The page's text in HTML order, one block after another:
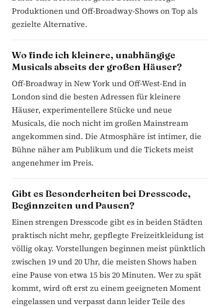
Produktionen und Off-Broadway-Shows on Top als
gezielte Alternative.
Wo finde ich kleinere, unabhängige
Musicals abseits der großen Häuser?
Off-Broadway in New York und Off-West-End in
London sind die besten Adressen für kleinere
Häuser, experimentellere Stücke und neue
Musicals, die noch nicht im großen Mainstream
angekommen sind. Die Atmosphäre ist intimer, die
Bühne näher am Publikum und die Tickets meist
angenehmer im Preis.
Gibt es Besonderheiten bei Dresscode,
Beginnzeiten und Pausen?
Einen strengen Dresscode gibt es in beiden Städten
praktisch nicht mehr, gepflegte Freizeitkleidung ist
völlig okay. Vorstellungen beginnen meist pünktlich
zwischen 19 und 20 Uhr, die meisten Shows haben
eine Pause von etwa 15 bis 20 Minuten. Wer zu spät
kommt, wird oft erst zu einem geeigneten Moment
eingelassen und verpasst dann leider Teile des